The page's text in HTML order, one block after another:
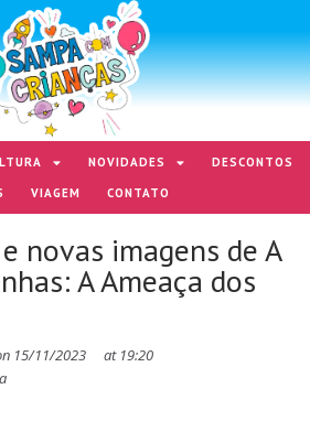
NOVIDADES
DESCONTOS
VIAGEM CONTATO
novas imagens de A
A Ameaça dos
15/11/2023 at 19:20